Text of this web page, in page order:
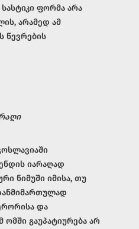
ფორმა არა
არამედ ამ
წევრების
იარაღად
ნიმუში იმისა, თუ
და
გაუპატიურება არ